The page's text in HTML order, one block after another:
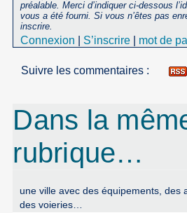
préalable. Merci d’indiquer ci-dessous
vous a été fourni. Si vous n’êtes pas
inscrire.
Connexion S’inscrire mot de
Suivre les commentaires :
Dans la
rubrique…
une ville avec des équipements, des
des voieries…